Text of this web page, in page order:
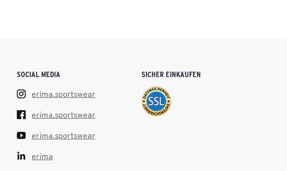
SOCIAL MEDIA
erima.sportswear
erima.sportswear
erima.sportswear
erima
SICHER EINKAUFEN